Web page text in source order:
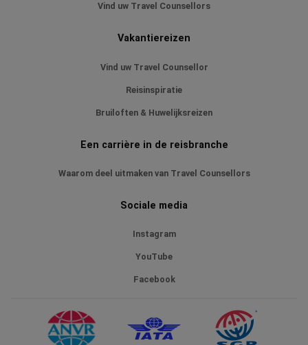
Vind uw Travel Counsellors
Vakantiereizen
Vind uw Travel Counsellor
Reisinspiratie
Bruiloften & Huwelijksreizen
Een carrière in de reisbranche
Waarom deel uitmaken van Travel Counsellors
Sociale media
Instagram
YouTube
Facebook